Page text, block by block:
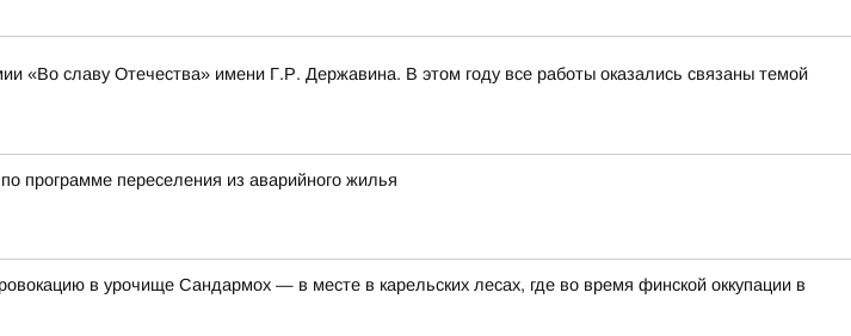
«Во славу Отечества» имени Г.Р. Державина. В этом году все работы оказались связаны темой
программе переселения из аварийного жилья
в урочище Сандармох — в месте в карельских лесах, где во время финской оккупации в